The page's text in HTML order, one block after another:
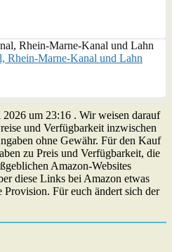
Rhein-Marne-Kanal und Lahn
um 23:16 . Wir weisen darauf
und Verfügbarkeit inzwischen
ohne Gewähr. Für den Kauf
zu Preis und Verfügbarkeit, die
Amazon-Websites
diese Links bei Amazon etwas
Für euch ändert sich der